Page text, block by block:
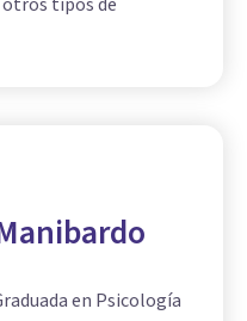
en Psicología